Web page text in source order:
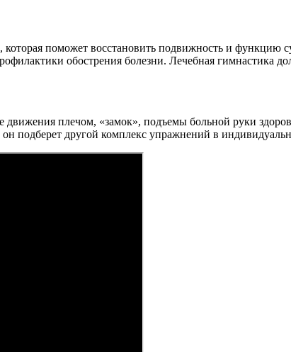
которая поможет восстановить подвижность и
обострения болезни. Лечебная гимнастика
плечом, «замок», подъемы больной руки
подберет другой комплекс упражнений в